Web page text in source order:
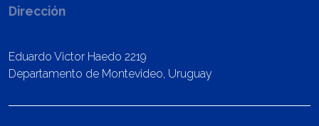
Dirección
Eduardo Victor Haedo 2219
Departamento de Montevideo, Uruguay